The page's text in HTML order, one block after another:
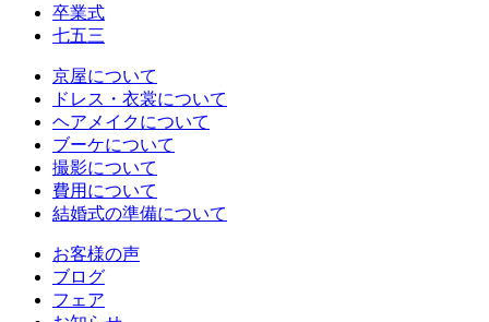
卒業式
七五三
京屋について
ドレス・衣裳について
ヘアメイクについて
ブーケについて
撮影について
費用について
結婚式の準備について
お客様の声
ブログ
フェア